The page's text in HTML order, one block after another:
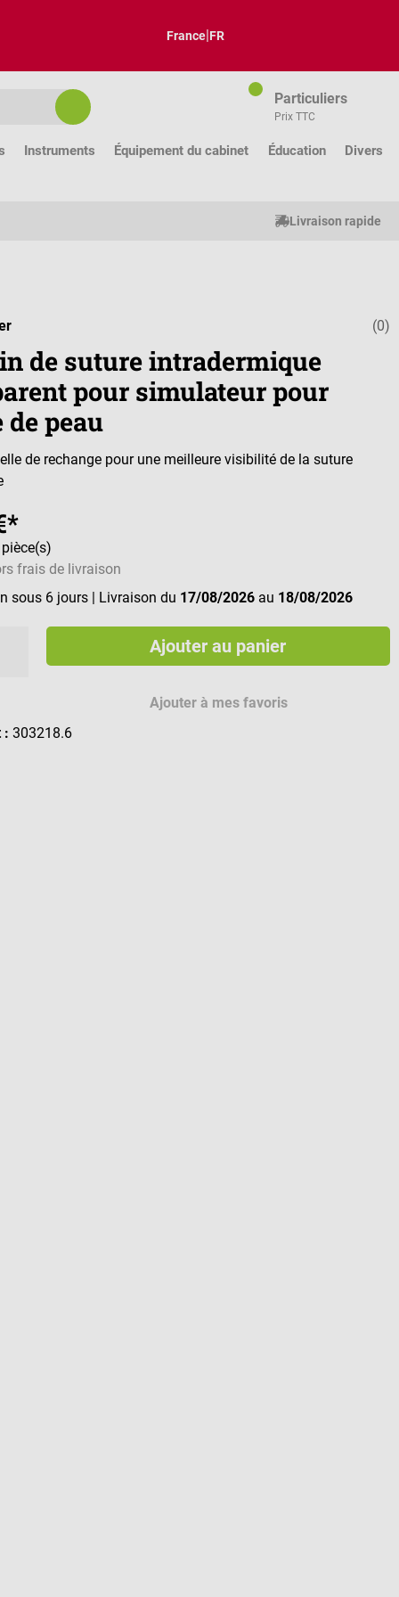
France|FR
Particuliers
Prix TTC
Instruments Équipement du cabinet Éducation Divers
Livraison rapide
Note (0)
de suture intradermique
pour simulateur pour
peau
de rechange pour une meilleure visibilité de la suture
frais de livraison
sous 6 jours
| Livraison du 17/08/2026 au 18/08/2026
Ajouter au panier
Ajouter à mes favoris
:303218.6